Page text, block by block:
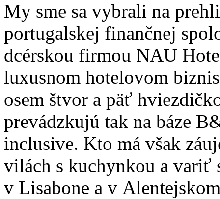
My sme sa vybrali na
portugalskej finančnej
dcérskou firmou NAU
luxusnom hotelovom
osem štvor a päť
prevádzkujú tak na báze
inclusive. Kto má však
vilách s kuchynkou a variť
v Lisabone a v